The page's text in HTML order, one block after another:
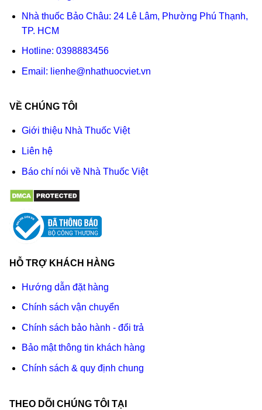
Nhà thuốc Bảo Châu: 24 Lê Lâm, Phường Phú Thạnh,
TP. HCM
Hotline: 0398883456
Email: lienhe@nhathuocviet.vn
VỀ CHÚNG TÔI
Giới thiệu Nhà Thuốc Việt
Liên hệ
Báo chí nói về Nhà Thuốc Việt
HỖ TRỢ KHÁCH HÀNG
Hướng dẫn đặt hàng
Chính sách vận chuyển
Chính sách bảo hành - đổi trả
Bảo mật thông tin khách hàng
Chính sách & quy định chung
THEO DÕI CHÚNG TÔI TẠI